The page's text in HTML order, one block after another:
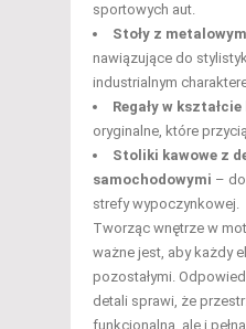
sportowych aut.
Stoły z
nawiązujące do
industrialnym
Regały w kształcie
oryginalne, które
Stoliki kawowe z
samochodowymi –
strefy wypoczynkowej.
Tworząc wnętrze w
ważne jest, aby każdy
pozostałymi.
detali sprawi, że
funkcjonalna, ale i